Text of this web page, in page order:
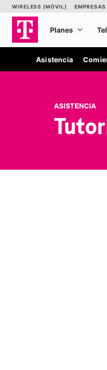
Asistencia
ASISTENCIA